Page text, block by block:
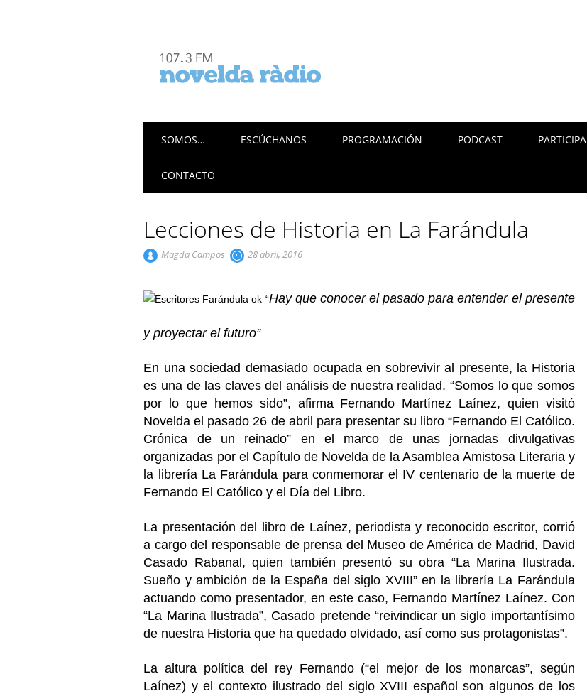
Menú principal
SOMOS… ESCÚCHANOS PROGRAMACIÓN PODCAST PARTICIPA
CONTACTO
Lecciones de Historia en La Farándula
Magda Campos 28 abril, 2016
“Hay que conocer el pasado para entender el presente
y proyectar el futuro”
En una sociedad demasiado ocupada en sobrevivir al presente, la Historia
es una de las claves del análisis de nuestra realidad. “Somos lo que somos
por lo que hemos sido”, afirma Fernando Martínez Laínez, quien visitó
Novelda el pasado 26 de abril para presentar su libro “Fernando El Católico.
Crónica de un reinado” en el marco de unas jornadas divulgativas
organizadas por el Capítulo de Novelda de la Asamblea Amistosa Literaria y
la librería La Farándula para conmemorar el IV centenario de la muerte de
Fernando El Católico y el Día del Libro.
La presentación del libro de Laínez, periodista y reconocido escritor, corrió
a cargo del responsable de prensa del Museo de América de Madrid, David
Casado Rabanal, quien también presentó su obra “La Marina Ilustrada.
Sueño y ambición de la España del siglo XVIII” en la librería La Farándula
actuando como presentador, en este caso, Fernando Martínez Laínez. Con
“La Marina Ilustrada”, Casado pretende “reivindicar un siglo importantísimo
de nuestra Historia que ha quedado olvidado, así como sus protagonistas”.
La altura política del rey Fernando (“el mejor de los monarcas”, según
Laínez) y el contexto ilustrado del siglo XVIII español son algunos de los